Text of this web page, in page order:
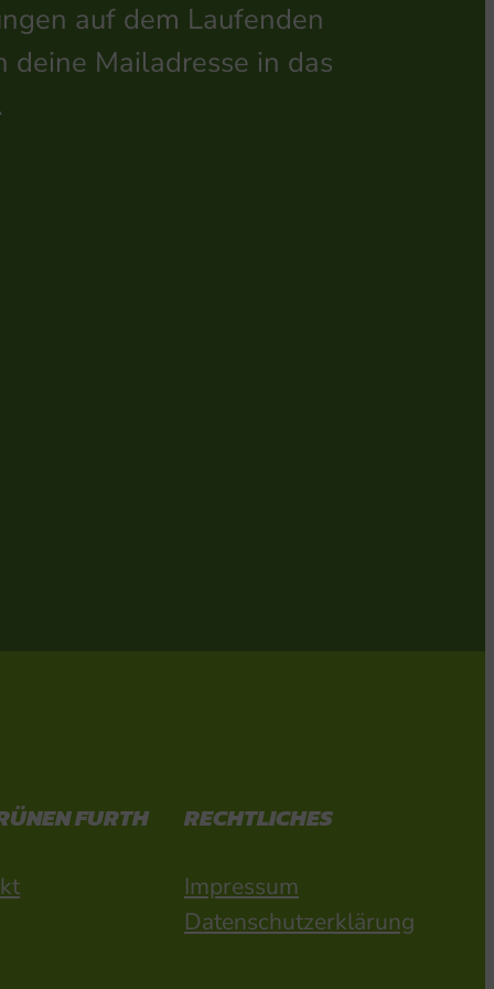
auf dem Laufenden
Mailadresse in das
FURTH RECHTLICHES
Impressum
Datenschutzerklärung